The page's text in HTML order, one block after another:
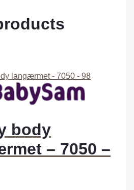
body
– 7050 –